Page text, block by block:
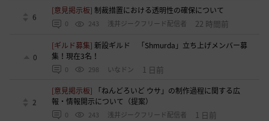
6
[意見掲示板]制裁措置における透明性の確保について
0 243 浅井ジークフリード配信者 22 時間前
0
[ギルド募集] 新設ギルド 「Shmurda」立ち上げメンバー募
集！現在3名！
0 298 いなドン 1 日前
2
[意見掲示板]
「ねんどろいど ウサ」の制作過程に関する広
報・情報開示について（提案）
0 243 浅井ジークフリード配信者 1 日前